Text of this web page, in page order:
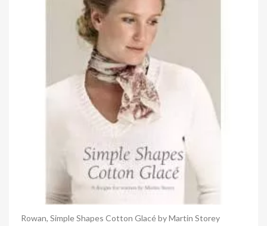
Anteprima
Rowan, Simple Shapes Cotton Glacé by Martin Storey